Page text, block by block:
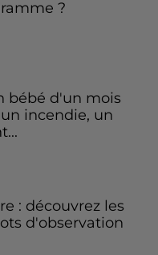
?
bébé d'un mois
incendie, un
: découvrez les
d'observation